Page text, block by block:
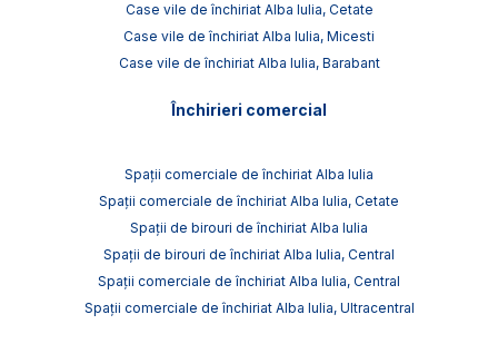
Case vile de închiriat Alba Iulia, Cetate
Case vile de închiriat Alba Iulia, Micesti
Case vile de închiriat Alba Iulia, Barabant
Închirieri comercial
Spații comerciale de închiriat Alba Iulia
Spații comerciale de închiriat Alba Iulia, Cetate
Spații de birouri de închiriat Alba Iulia
Spații de birouri de închiriat Alba Iulia, Central
Spații comerciale de închiriat Alba Iulia, Central
Spații comerciale de închiriat Alba Iulia, Ultracentral